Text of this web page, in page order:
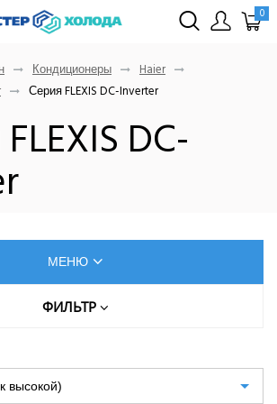
0
Кондиционеры
Haier
Серия FLEXIS DC-Inverter
DC-
МЕНЮ
ФИЛЬТР
высокой)